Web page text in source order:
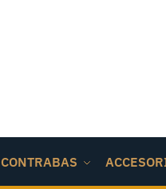
CONTRABAS